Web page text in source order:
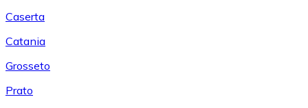
Caserta
Catania
Grosseto
Prato